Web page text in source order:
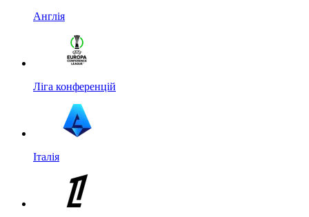
Англія
Ліга конференцій
Італія